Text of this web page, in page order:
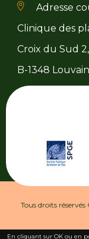
En cliquant sur OK ou en
Adresse
Clinique des
Croix du Sud
B-1348
Tous droits réservés